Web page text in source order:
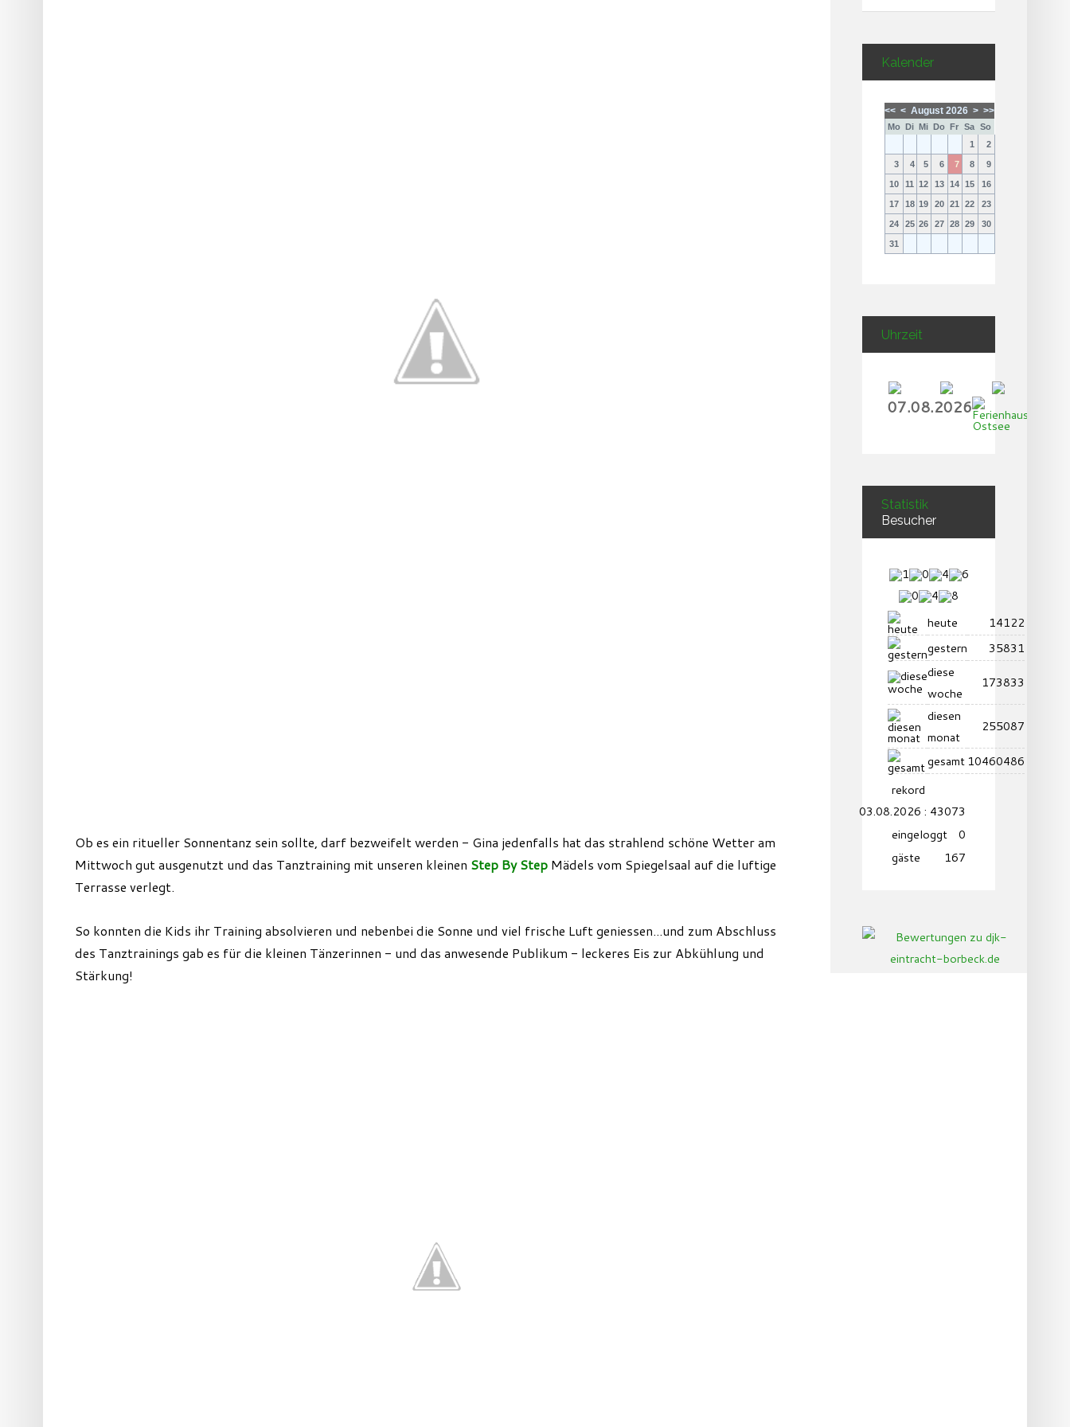
Ob es ein ritueller Sonnentanz sein sollte, darf bezweifelt werden - Gina jedenfalls hat das strahlend schöne Wetter am
Mittwoch gut ausgenutzt und das Tanztraining mit unseren kleinen Step By StepMädels vom Spiegelsaal auf die luftige
Terrasse verlegt.
So konnten die Kids ihr Training absolvieren und nebenbei die Sonne und viel frische Luft geniessen...und zum Abschluss
des Tanztrainings gab es für die kleinen Tänzerinnen - und das anwesende Publikum - leckeres Eis zur Abkühlung und
Stärkung!
Kalender
<< < August 2026 > >>
Mo Di Mi Do Fr Sa So
1
2
3 4 5 6 7 8 9
10 11 12 13 14 15 16
17 18 19 20 21 22 23
24 25 26 27 28 29 30
31
Uhrzeit
07.08.2026
Statistik
Besucher
heute
14122
gestern
35831
diese
woche
173833
diesen
monat
255087
gesamt 10460486
rekord
03.08.2026 : 43073
eingeloggt
0
gäste
167